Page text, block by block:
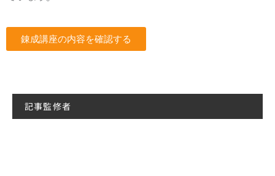
錬成講座の内容を確認する
記事監修者